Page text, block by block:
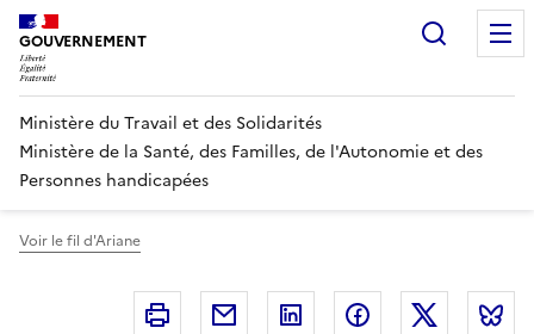
Panneau de gestion des cookies
GOUVERNEMENT
Ministère du Travail et des Solidarités
Ministère de la Santé, des Familles, de l'Autonomie et des
Personnes handicapées
Voir le fil d'Ariane
Imprimer Courriel Linkedin FacebookTwitter